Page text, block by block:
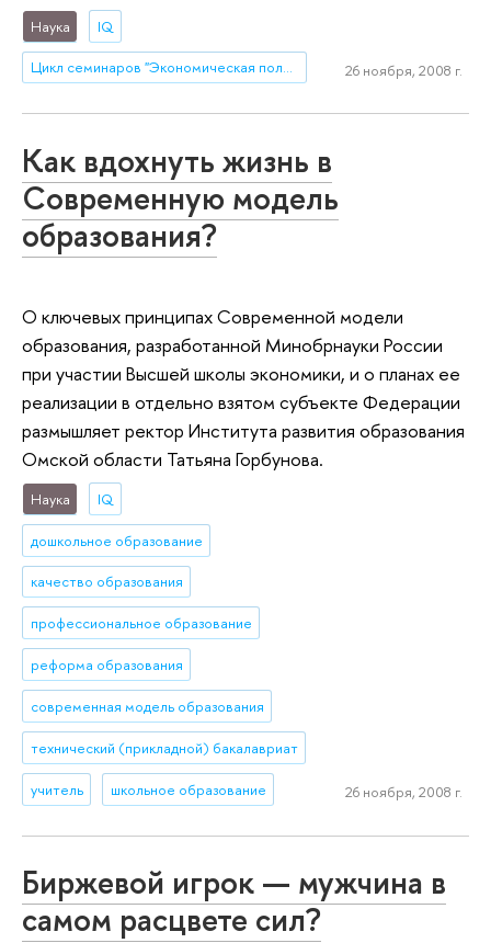
Наука IQ
Цикл семинаров "Экономическая политика в условиях переходного периода" под руководством Евгения Ясина 26 ноября, 2008 г.
Как вдохнуть жизнь в
Современную модель
образования?
О ключевых принципах Современной модели
образования, разработанной Минобрнауки России
при участии Высшей школы экономики, и о планах ее
реализации в отдельно взятом субъекте Федерации
размышляет ректор Института развития образования
Омской области Татьяна Горбунова.
Наука IQ
дошкольное образование
качество образования
профессиональное образование
реформа образования
современная модель образования
технический (прикладной) бакалавриат
учитель школьное образование 26 ноября, 2008 г.
Биржевой игрок — мужчина в
самом расцвете сил?